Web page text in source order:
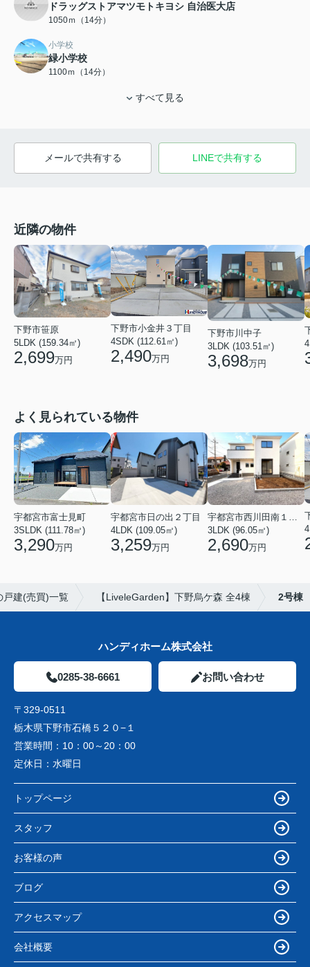
ドラッグストアマツモトキヨシ 自治医大店
1050ｍ（14分）
小学校
緑小学校
1100ｍ（14分）
すべて見る
メールで共有する LINEで共有する
近隣の物件
下野市笹原
5LDK (159.34㎡)
2,699万円
下野市小金井３丁目
4SDK (112.61㎡)
2,490万円
下野市川中子
3LDK (103.51㎡)
3,698万円
よく見られている物件
宇都宮市富士見町
3SLDK (111.78㎡)
3,290万円
宇都宮市日の出２丁目
4LDK (109.05㎡)
3,259万円
3LDK (96.05㎡)
2,690万円
戸建(売買)一覧 【LiveleGarden】下野烏ケ森 全4棟 2号棟
ハンディホーム株式会社
0285-38-6661 お問い合わせ
〒329-0511
栃木県下野市石橋５２０−１
営業時間： 10：00～20：00
定休日： 水曜日
トップページ
スタッフ
お客様の声
ブログ
アクセスマップ
会社概要